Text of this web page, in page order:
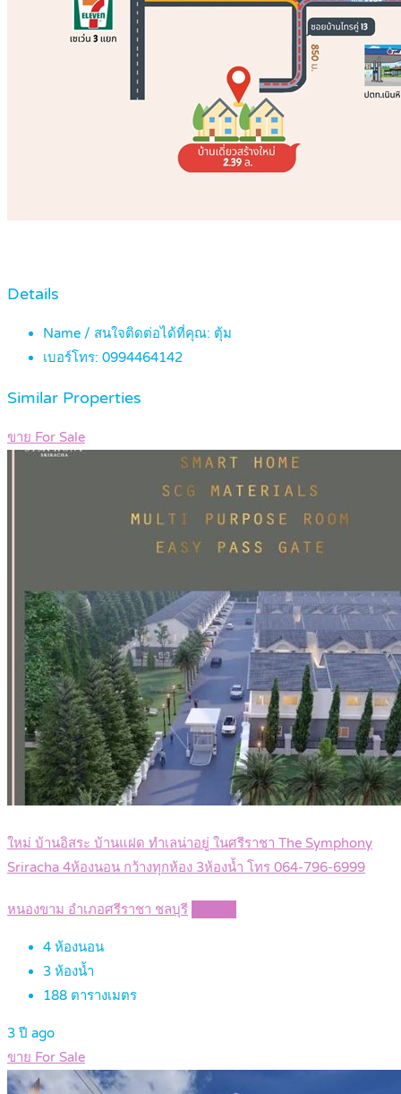
Details
Name / สนใจติดต่อได้ที่คุณ: ตุ้ม
เบอร์โทร: 0994464142
Similar Properties
ขาย For Sale
ใหม่ บ้านอิสระ บ้านแฝด ทำเลน่าอยู่ ในศรีราชา The Symphony
Sriracha 4ห้องนอน กว้างทุกห้อง 3ห้องน้ำ โทร 064-796-6999
หนองขาม อำเภอศรีราชา ชลบุรี
4 ห้องนอน
3 ห้องน้ำ
188 ตารางเมตร
3 ปี ago
ขาย For Sale